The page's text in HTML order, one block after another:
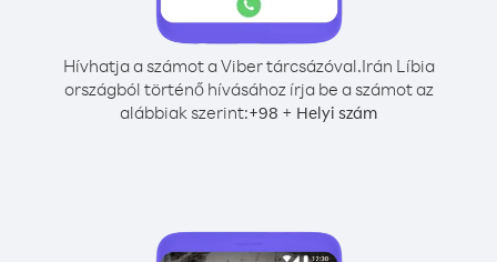
Hívhatja a számot a Viber tárcsázóval.Irán Líbia
országból történő hívásához írja be a számot az
alábbiak szerint:+98 + Helyi szám